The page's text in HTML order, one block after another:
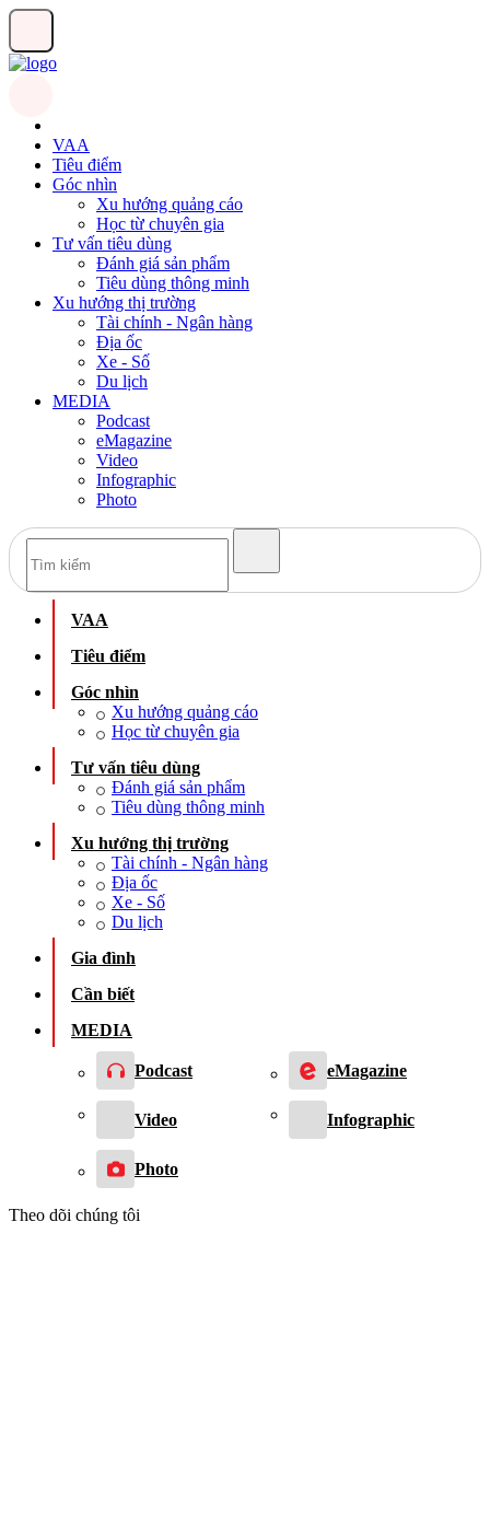
VAA
Tiêu điểm
Góc nhìn
Xu hướng quảng cáo
Học từ chuyên gia
Tư vấn tiêu dùng
Đánh giá sản phẩm
Tiêu dùng thông minh
Xu hướng thị trường
Tài chính - Ngân hàng
Địa ốc
Xe - Số
Du lịch
MEDIA
Podcast
eMagazine
Video
Infographic
Photo
VAA
Tiêu điểm
Góc nhìn
Xu hướng quảng cáo
Học từ chuyên gia
Tư vấn tiêu dùng
Đánh giá sản phẩm
Tiêu dùng thông minh
Xu hướng thị trường
Tài chính - Ngân hàng
Địa ốc
Xe - Số
Du lịch
Gia đình
Cần biết
MEDIA
Podcast eMagazine
Video Infographic
Photo
Theo dõi chúng tôi